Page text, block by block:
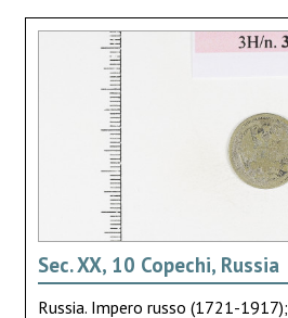
Sec. XX, 10 Copechi, Russia
Russia. Impero russo (1721-